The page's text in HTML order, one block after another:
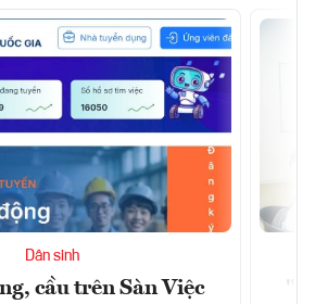
Dân sinh
cầu trên Sàn Việc